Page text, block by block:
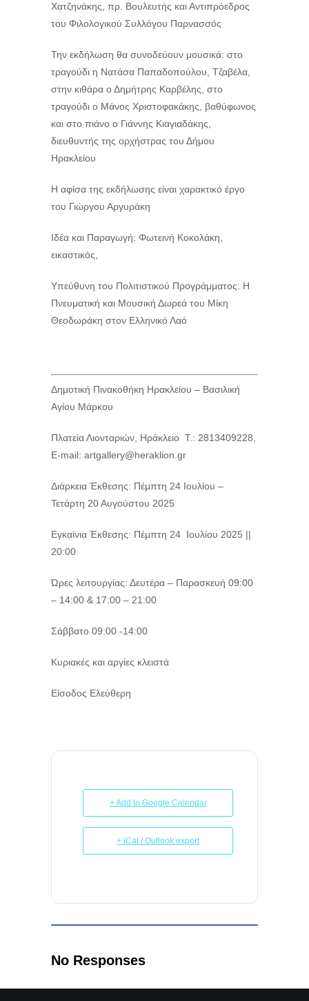
Χατζηνάκης, πρ. Βουλευτής και Αντιπρόεδρος
του Φιλολογικού Συλλόγου Παρνασσός
Την εκδήλωση θα συνοδεύουν μουσικά: στο
τραγούδι η Νατάσα Παπαδοπούλου, Τζαβέλα,
στην κιθάρα ο Δημήτρης Καρβέλης, στο
τραγούδι ο Μάνος Χριστοφακάκης, βαθύφωνος
και στο πιάνο ο Γιάννης Κιαγιαδάκης,
διευθυντής της ορχήστρας του Δήμου
Ηρακλείου
Η αφίσα της εκδήλωσης είναι χαρακτικό έργο
του Γιώργου Αργυράκη
Ιδέα και Παραγωγή: Φωτεινή Κοκολάκη,
εικαστικός,
Υπεύθυνη του Πολιτιστικού Προγράμματος: Η
Πνευματική και Μουσική Δωρεά του Μίκη
Θεοδωράκη στον Ελληνικό Λαό
Δημοτική Πινακοθήκη Ηρακλείου – Βασιλική
Αγίου Μάρκου
Πλατεία Λιονταριών, Ηράκλειο Τ.: 2813409228,
E-mail: artgallery@heraklion.gr
Διάρκεια Έκθεσης: Πέμπτη 24 Ιουλίου –
Τετάρτη 20 Αυγούστου 2025
Εγκαίνια Έκθεσης: Πέμπτη 24 Ιουλίου 2025 ||
20:00
Ώρες λειτουργίας: Δευτέρα – Παρασκευή 09:00
– 14:00 & 17:00 – 21:00
Σάββατο 09:00 -14:00
Κυριακές και αργίες κλειστά
Είσοδος Ελεύθερη
+ Add to Google Calendar
+ iCal / Outlook export
No Responses